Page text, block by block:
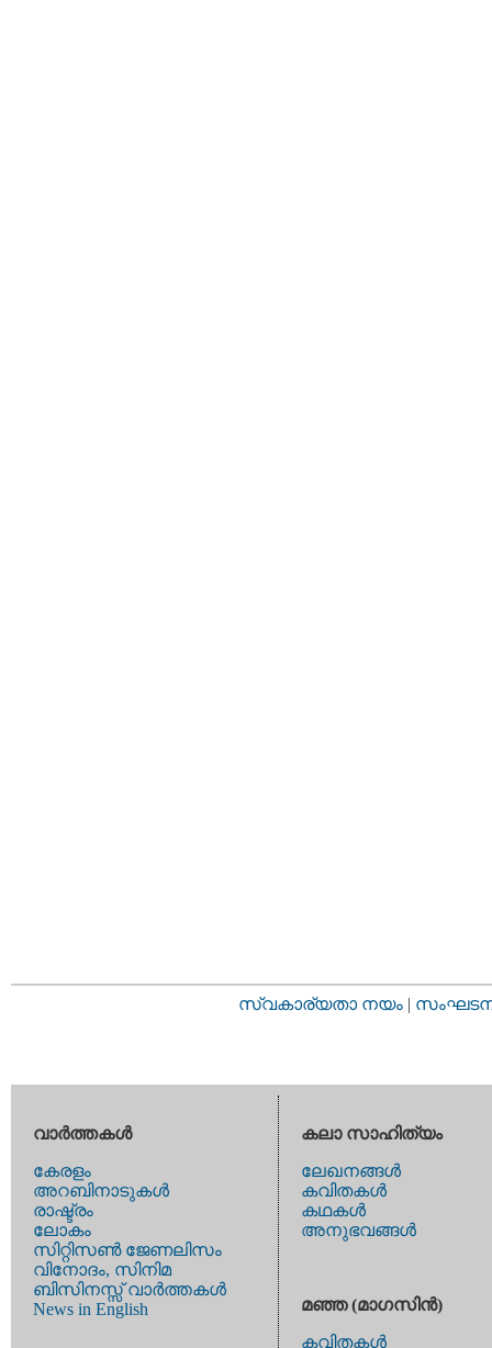
സ്വകാര്യതാ നയം |
വാര്‍ത്തകള്‍
കേരളം
അറബിനാടുകള്‍
രാഷ്ട്രം
ലോകം
സിറ്റിസണ്‍ ജേണലിസം
വിനോദം, സിനിമ
ബിസിനസ്സ് വാര്‍ത്തകള്‍
News in English
കലാ സാഹിത്യം
ലേഖനങ്ങള്‍
കവിതകള്‍
കഥകള്‍
അനുഭവങ്ങള്‍
മഞ്ഞ (മാഗസിന്‍)
കവിതകള്‍